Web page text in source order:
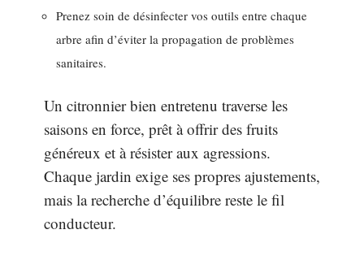
Prenez soin de désinfecter vos outils entre chaque
arbre afin d’éviter la propagation de problèmes
sanitaires.
Un citronnier bien entretenu traverse les
saisons en force, prêt à offrir des fruits
généreux et à résister aux agressions.
Chaque jardin exige ses propres ajustements,
mais la recherche d’équilibre reste le fil
conducteur.